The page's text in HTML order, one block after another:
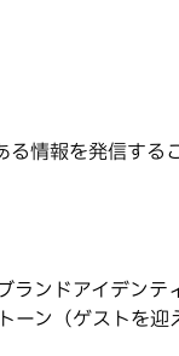
情報を発信する
ンドアイデンテ
ン（ゲストを